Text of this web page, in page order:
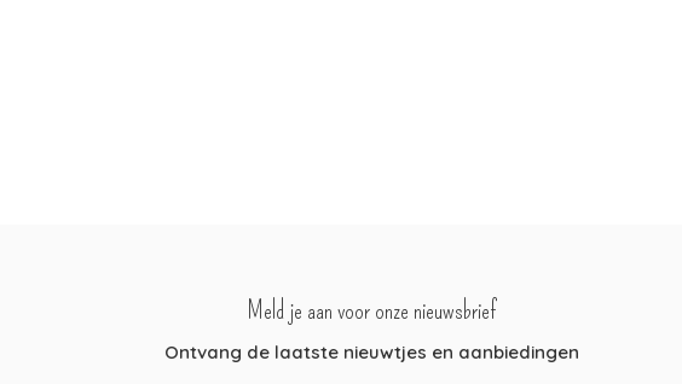
Meld je aan voor onze nieuwsbrief
Ontvang de laatste nieuwtjes en aanbiedingen